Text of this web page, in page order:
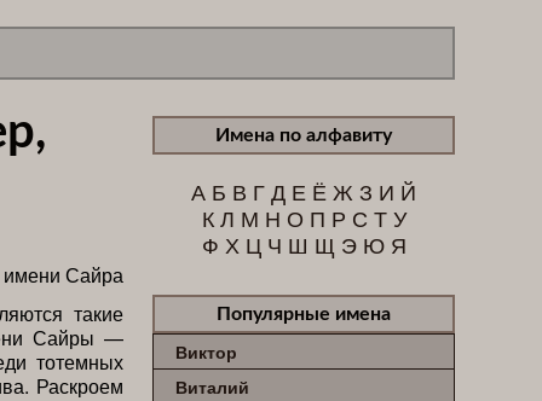
такие
Сайры —
тотемных
Раскроем
Имена по алфавиту
А Б В ГД Е Ё Ж З И Й
К Л М Н О П Р С Т У
Ф Х Ц Ч Ш Щ Э Ю Я
Популярные имена
Виктор
Виталий